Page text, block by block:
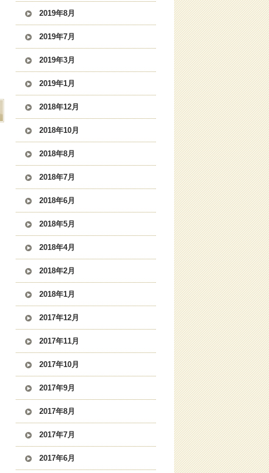
2019年8月
2019年7月
2019年3月
2019年1月
2018年12月
2018年10月
2018年8月
2018年7月
2018年6月
2018年5月
2018年4月
2018年2月
2018年1月
2017年12月
2017年11月
2017年10月
2017年9月
2017年8月
2017年7月
2017年6月